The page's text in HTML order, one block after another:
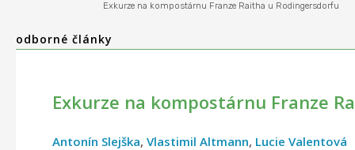
Exkurze na kompostárnu Franze Raitha u Rodingersdorfu
odborné články
Exkurze na kompostárnu Franze
Antonín Slejška, Vlastimil Altmann, Lucie Valentová